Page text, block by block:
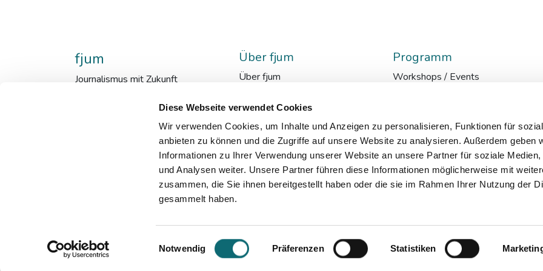
Diese Webseite verwendet Cookies
Wir verwenden Cookies, um Inhalte und Anzeigen zu personalisieren, Funktionen für
anbieten zu können und die Zugriffe auf unsere Website zu analysieren. Außerdem geben
Informationen zu Ihrer Verwendung unserer Website an unsere Partner für soziale Medien,
und Analysen weiter. Unsere Partner führen diese Informationen möglicherweise mit
zusammen, die Sie ihnen bereitgestellt haben oder die sie im Rahmen Ihrer Nutzung der
gesammelt haben.
Einwilligungsauswahl
Notwendig Präferenzen Statistiken
fjum
Journalismus mit Zukunft
Über fjum
Über fjum
Menschen
Kooperationen
Downloads
Qualitätsmanagement
Newsletter
Programm
Workshops / Events
Ressort Z
Internationale Politik im Kontext
Kursarchiv